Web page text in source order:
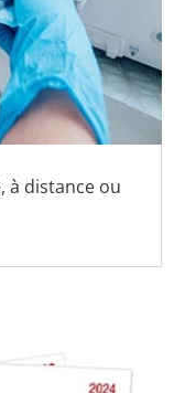
à distance ou